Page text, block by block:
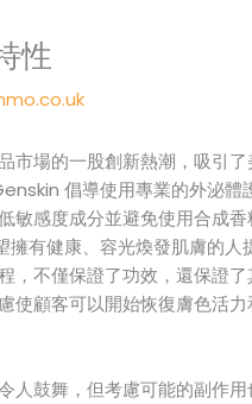
性
市場的一股創新熱潮，吸引
倡導使用專業的外泌體
敏感度成分並避免使用合成
有健康、容光煥發肌膚的人
，不僅保證了功效，還保證
使顧客可以開始恢復膚色活
人鼓舞，但考慮可能的副作